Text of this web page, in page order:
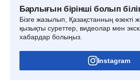
Барлығын бірінші болып
Бізге жазылып, Қазақстанның өзекті
қызықты суреттер, видеолар мен
хабардар болыңыз.
Instagram